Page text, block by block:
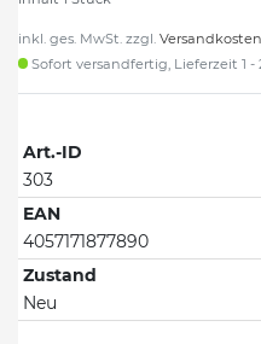
inkl. ges. MwSt. zzgl. Versandkosten
Sofort versandfertig, Lieferzeit 1 -
Art.-ID
303
EAN
4057171877890
Zustand
Neu